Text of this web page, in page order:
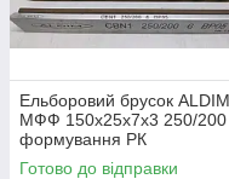
Ельборовий брусок ALDIM
МФФ 150х25х7х3 250/200
формування РК
Готово до відправки